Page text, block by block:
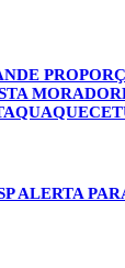
ALERTA